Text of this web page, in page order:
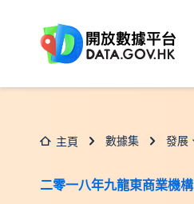
主頁 數據集 發展
二零一八年九龍東商業機